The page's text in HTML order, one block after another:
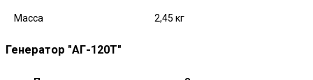
Масса 2,45 кг
Генератор "АГ-120Т"